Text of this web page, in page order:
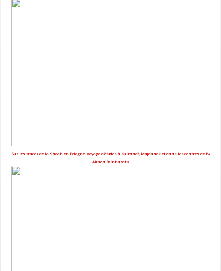
Sur les traces de la Shoah en Pologne. Voyage d’études à Kulmhof, Majdanek et dans les centres de l’«
Aktion Reinhardt »